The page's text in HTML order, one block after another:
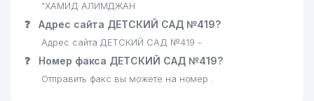
EXPRESS BUSINESS RESOURCE
ООО
28 ДОМ-МУЗЕЙ С.П. БОРОДИНА
29 ARDUS СП ООО
"ХАМИД АЛИМДЖАН
❓ Адрес сайта ДЕТСКИЙ САД №419?
Адрес сайта ДЕТСКИЙ САД №419 -
❓ Номер факса ДЕТСКИЙ САД №419?
Отправить факс вы можете на номер .